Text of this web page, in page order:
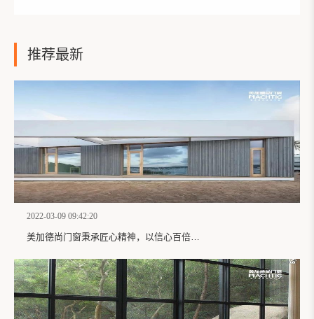
推荐最新
2022-03-09 09:42:20
美加德尚门窗秉承匠心精神，以信心百倍的姿态服务大众